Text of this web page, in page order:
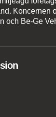
Koncernen
och Be-Ge